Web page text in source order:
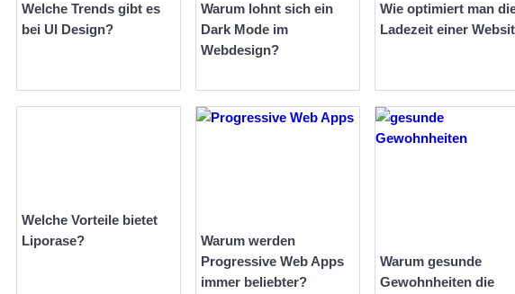
Welche Trends gibt es
bei UI Design?
Warum lohnt sich ein
Dark Mode im
Webdesign?
Wie optimiert man
Ladezeit einer
Welche Vorteile bietet
Liporase?
Warum werden
Progressive Web Apps
immer beliebter?
Warum gesunde
Gewohnheiten die